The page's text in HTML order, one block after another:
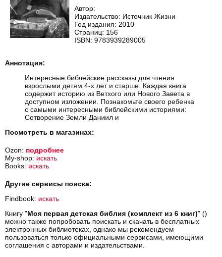
Автор:
Издательство: Источник Жизни
Год издания: 2010
Страниц: 156
ISBN: 9783939289005
Аннотация:
Интересные библейские рассказы для чтения
взрослыми детям 4-х лет и старше. Каждая книга
содержит историю из Ветхого или Нового Завета в
доступном изложении. Познакомьте своего ребенка
с самыми интересными библейскими историями:
Сотворение Земли Даниил и
Посмотреть в магазинах:
Ozon: подробнее
My-shop: искать
Books: искать
Другие сервисы поиска:
Findbook: искать
Книгу "Моя первая детская библия (комплект из 6 книг)" ()
можно также попробовать поискать и скачать в бесплатных
электронных библиотеках, однако мы рекомендуем
пользоваться только официальными сервисами, имеющими
соглашения с авторами и издательствами.